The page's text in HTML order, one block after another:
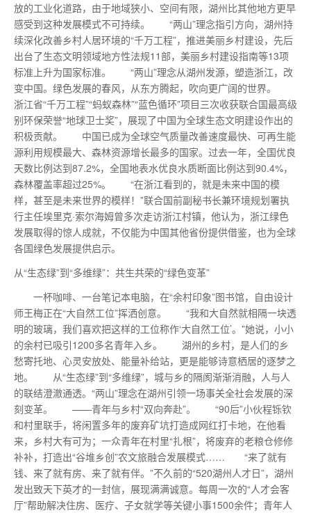
放的工业化道路，由于地域狭小、空间有限，湖州比其他地方更早
感受到这种发展模式不可持续。 “两山”理念指引方向，湖州持
续深化改善乡村人居环境的“千万工程”，推进美丽乡村建设，先后
出台了生态文明领域地方性法规11部，美丽乡村建设指南等13项
标准上升为国家标准。 “两山”理念从湖州发源，塑造浙江，改
变中国。绿色发展的春风，从东方腾起，吹向更广阔的世界。
浙江省“千万工程”“蚂蚁森林”“蓝色循环”项目三次收获联合国最高级
别环保荣誉“地球卫士奖”，展现了中国为全球生态文明建设作出的
积极贡献。 中国已成为全球空气质量改善速度最快、可再生能
源利用规模最大、森林资源增长最多的国家。过去一年，全国优良
天数比例达到87.2%，全国地表水优良水质断面比例达到90.4%，
森林覆盖率超过25%。 “在浙江看到的，就是未来中国的模
样，甚至是未来世界的模样！”联合国前副秘书长兼环境规划署执
行主任埃里克·索尔海姆曾多次走访浙江村镇，他认为，浙江绿色
发展取得的惊人成就，不仅能为中国其他省份提供借鉴，也为全球
各国绿色发展提供启示。
从“生态绿”到“多维绿”：共生共荣的“绿色变革”
一杯咖啡、一台笔记本电脑，在“余村印象”图书馆，自由设计
师王梅正在“大自然工位”挥洒创意。 “我和大自然就相隔一块透
明的玻璃，我们喜欢把这样的工位称作‘大自然工位’。”她说，小小
的余村已吸引1200多名青年入乡。 湖州的乡村，是人们的乡
愁寄托地、心灵安放处、能量补给站，更是能够诗意栖居的逐梦之
地。 从“生态绿”到“多维绿”，城与乡的隔阂渐渐消融，人与人
的联结澄澈通透。“两山”理念在湖州引领一场事关全社会发展的深
刻变革。 ——青年与乡村“双向奔赴”。 “90后”小伙程铄钦
和村里联手，将闲置多年的废弃矿坑打造成网红打卡地，在他看
来，乡村大有可为；一众青年在村里“扎根”，将废弃的老粮仓修修
补补，打造出“谷堆乡创”农文旅融合发展模式…… “来了就有
钱、来了就有房、来了就有伴。”不久前的“520湖州人才日”，湖州
发出致天下英才的一封信，展现满满诚意。每周一次的“人才会客
厅”帮助解决住房、医疗、子女就学等关键小事1500余件；青年人